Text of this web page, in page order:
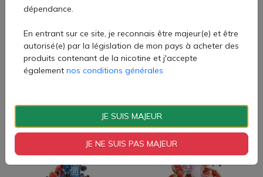
Ice Lemonade : citron givré, sucre et bulles
Chaque liquide est conçu pour offrir un rendu
aromatique puissant, sans être écœurant, parfait pour
une vape all-day.
Formats et caractéristiques techniques
Flacons 120 ml remplis à 100 ml, à booster selon les
nuages et de clearomiseurs sub-ohm
Fabrication 100 % française, avec des arômes de qualité
alimentaire
Cranberries Cassis Fruits
Rouges 200ml (0mg) - Big
Goyave Fraise Mangue 200ml
(0mg) - Big Fuel by Maison
dépendance.
En entrant sur ce site, je reconnais être majeur(e) et être
autorisé(e) par la législation de mon pays à acheter des
produits contenant de la nicotine et j'accepte
également nos conditions générales
JE SUIS MAJEUR
JE NE SUIS PAS MAJEUR